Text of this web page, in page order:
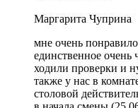
Маргарита Чуприна
мне очень
единственное очень
ходили проверки и
также у нас в
столовой